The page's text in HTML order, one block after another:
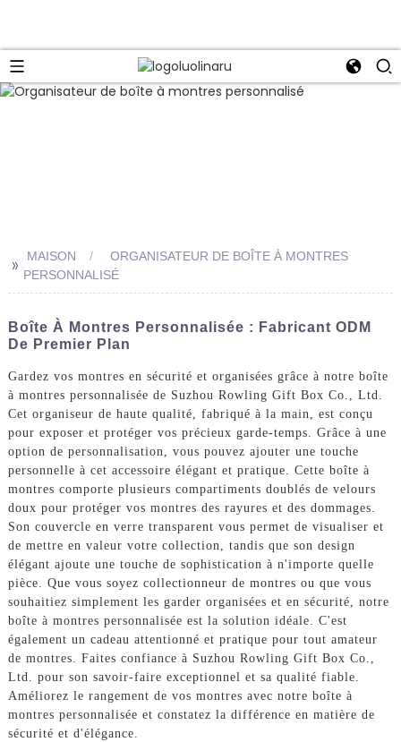
>> MAISON
ORGANISATEUR DE BOÎTE À MONTRES
PERSONNALISÉ
Boîte À Montres Personnalisée : Fabricant ODM
De Premier Plan
Gardez vos montres en sécurité et organisées grâce à notre boîte
à montres personnalisée de Suzhou Rowling Gift Box Co., Ltd.
Cet organiseur de haute qualité, fabriqué à la main, est conçu
pour exposer et protéger vos précieux garde-temps. Grâce à une
option de personnalisation, vous pouvez ajouter une touche
personnelle à cet accessoire élégant et pratique. Cette boîte à
montres comporte plusieurs compartiments doublés de velours
doux pour protéger vos montres des rayures et des dommages.
Son couvercle en verre transparent vous permet de visualiser et
de mettre en valeur votre collection, tandis que son design
élégant ajoute une touche de sophistication à n'importe quelle
pièce. Que vous soyez collectionneur de montres ou que vous
souhaitiez simplement les garder organisées et en sécurité, notre
boîte à montres personnalisée est la solution idéale. C'est
également un cadeau attentionné et pratique pour tout amateur
de montres. Faites confiance à Suzhou Rowling Gift Box Co.,
Ltd. pour son savoir-faire exceptionnel et sa qualité fiable.
Améliorez le rangement de vos montres avec notre boîte à
montres personnalisée et constatez la différence en matière de
sécurité et d'élégance.